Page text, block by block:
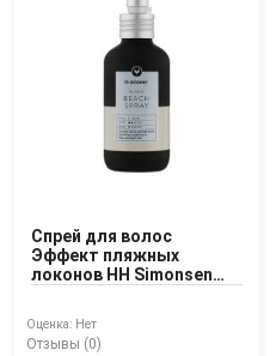
Спрей для волос
Эффект пляжных
локонов HH Simonsen
Оценка: Нет
Отзывы (0)